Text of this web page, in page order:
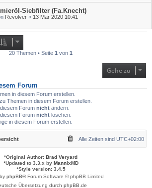
Siebfilter (Fa.Knecht)
Revolver « 13 Mär 2020 10:41
20 Themen • Seite 1 von 1
Gehe zu
Forum
in diesem Forum erstellen.
Themen in diesem Forum erstellen.
Forum nicht ändern.
Forum nicht löschen.
in diesem Forum erstellen.
Alle Zeiten sind UTC+02:00
*Original Author: Brad Veryard
*Updated to 3.3.x by MannixMD
*Style version: 3.4.5
phpBB® Forum Software © phpBB Limited
Übersetzung durch phpBB.de